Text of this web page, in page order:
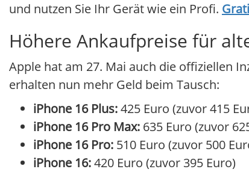
und nutzen Sie Ihr Gerät wie ein Profi.
Höhere Ankaufpreise für
Apple hat am 27. Mai auch die offiziellen
erhalten nun mehr Geld beim Tausch:
iPhone 16 Plus:425 Euro (zuvor 415
iPhone 16 Pro Max: 635 Euro (zuvor
iPhone 16 Pro: 510 Euro (zuvor 500
iPhone 16:420 Euro (zuvor 395 Euro)